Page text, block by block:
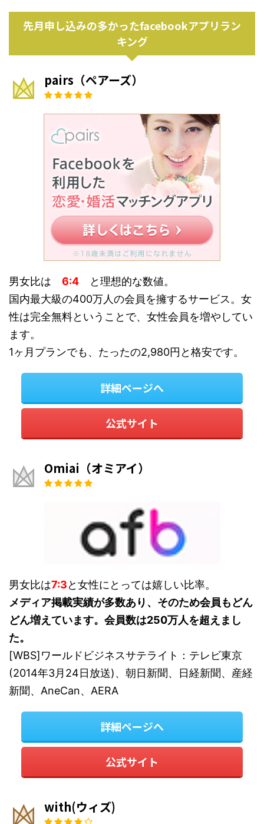
先月申し込みの多かったfacebookアプリラン
キング
pairs（ペアーズ）
男女比は 6:4 と理想的な数値。
国内最大級の400万人の会員を擁するサービス。女
性は完全無料ということで、女性会員を増やしてい
ます。
1ヶ月プランでも、たったの2,980円と格安です。
詳細ページへ
公式サイト
Omiai（オミアイ）
男女比は7:3と女性にとっては嬉しい比率。
メディア掲載実績が多数あり、そのため会員もどん
どん増えています。会員数は250万人を超えまし
た。
[WBS]ワールドビジネスサテライト：テレビ東京
(2014年3月24日放送)、朝日新聞、日経新聞、産経
新聞、AneCan、AERA
詳細ページへ
公式サイト
with(ウィズ)